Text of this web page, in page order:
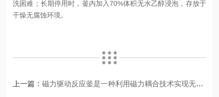
洗困难；长期停用时，釜内加入70%体积无水乙醇浸泡，存放于
干燥无腐蚀环境。
上一篇：磁力驱动反应釜是一种利用磁力耦合技术实现无接触动力传输的反应设备